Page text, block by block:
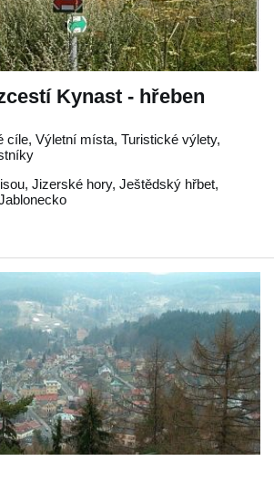
Kynast - hřeben
cíle, Výletní místa, Turistické výlety,
, Jizerské hory, Ještědský hřbet,